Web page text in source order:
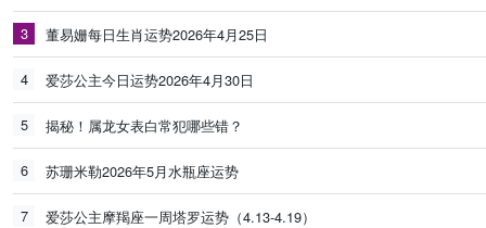
3 董易姗每日生肖运势2026年4月25日
4 爱莎公主今日运势2026年4月30日
5 揭秘！属龙女表白常犯哪些错？
6 苏珊米勒2026年5月水瓶座运势
7 爱莎公主摩羯座一周塔罗运势（4.13-4.19）